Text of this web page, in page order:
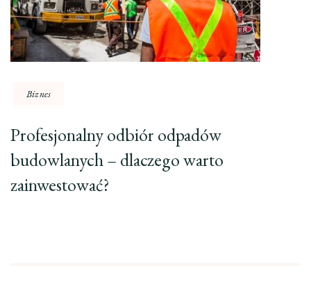
Biznes
Profesjonalny odbiór odpadów
budowlanych – dlaczego warto
zainwestować?